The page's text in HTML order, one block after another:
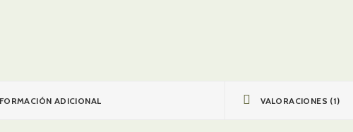
ADICIONAL VALORACIONES (1)